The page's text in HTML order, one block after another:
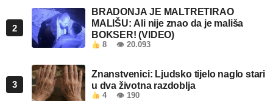
2
BRADONJA JE MALTRETIRAO
MALIŠU: Ali nije znao da je mališa
BOKSER! (VIDEO)
8 👁 20.093
3
Znanstvenici: Ljudsko tijelo naglo stari
u dva životna razdoblja
4 👁 190